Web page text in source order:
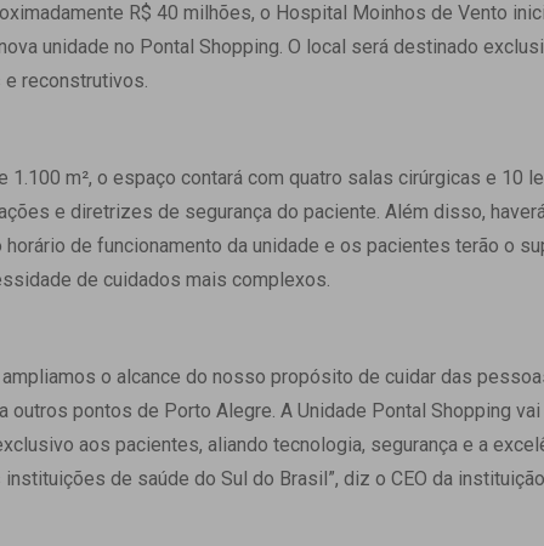
Médico
Quem Somos
Responsabilidade Ambiental
R$ 40 milhões, o Hospital Moinhos de Vento
unidade no Pontal Shopping. O local será destinado
reconstrutivos.
1.100 m², o espaço contará com quatro salas cirúrgicas e 10
e diretrizes de segurança do paciente. Além disso,
de funcionamento da unidade e os pacientes terão o
de cuidados mais complexos.
o alcance do nosso propósito de cuidar das
pontos de Porto Alegre. A Unidade Pontal Shopping
aos pacientes, aliando tecnologia, segurança e a
de saúde do Sul do Brasil”, diz o CEO da